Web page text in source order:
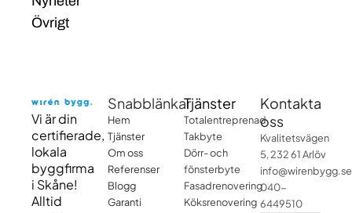
Övrigt
Snabblänkar
Hem
Tjänster
Om oss
Referenser
Blogg
Garanti
Tjänster
Totalentreprenad
Takbyte
Dörr- och
fönsterbyte
Fasadrenovering
Köksrenovering
Kontakta
oss
Kvalitetsvägen
5, 232 61 Arlöv
info@wirenbygg.se
040-
6449510
Vi är din
certifierade,
lokala
byggfirma
i Skåne!
Alltid